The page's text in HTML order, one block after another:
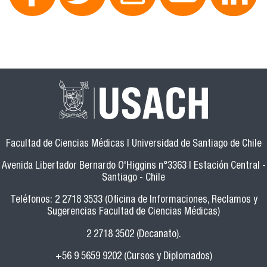
Facultad de Ciencias Médicas | Universidad de Santiago de Chile
Avenida Libertador Bernardo O'Higgins n°3363 | Estación Central -
Santiago - Chile
Teléfonos: 2 2718 3533 (Oficina de Informaciones, Reclamos y
Sugerencias Facultad de Ciencias Médicas)
2 2718 3502 (Decanato).
+56 9 5659 9202 (Cursos y Diplomados)